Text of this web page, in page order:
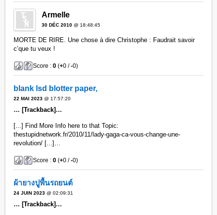
Armelle
30 DÉC 2010 @ 18:48:45
MORTE DE RIRE. Une chose à dire Christophe : Faudrait savoir
c’que tu veux !
Score :0 (+0 /-0)
blank lsd blotter paper,
22 MAI 2023 @ 17:57:20
… [Trackback]…
[...] Find More Info here to that Topic:
thestupidnetwork.fr/2010/11/lady-gaga-ca-vous-change-une-
revolution/ [...]…
Score :0 (+0 /-0)
ผ้ายางปูพื้นรถยนต์
24 JUIN 2023 @ 02:09:31
… [Trackback]…